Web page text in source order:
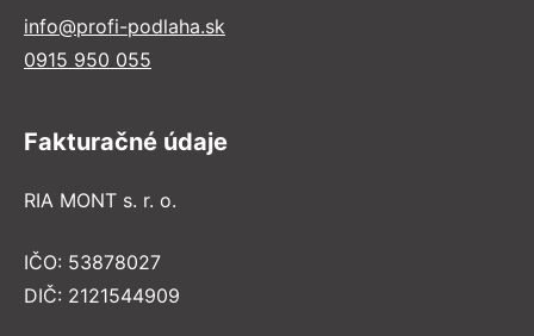
info@profi-podlaha.sk
0915 950 055
Fakturačné údaje
RIA MONT s. r. o.
IČO: 53878027
DIČ: 2121544909